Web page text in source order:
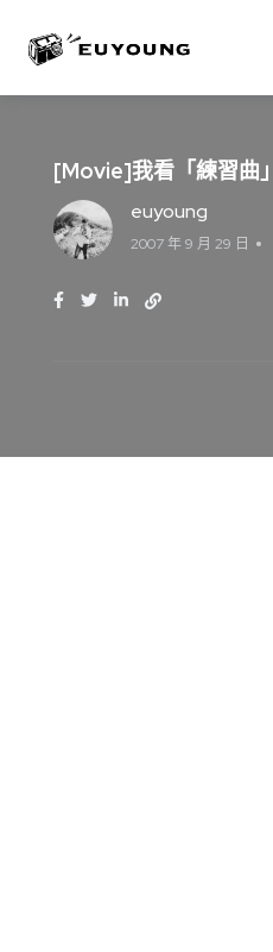
[Movie]我看「練習曲」
euyoung
2007 年 9 月 29 日